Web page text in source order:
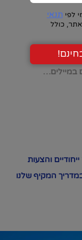
תנאי
כולל
והצעות
המקיף שלנו